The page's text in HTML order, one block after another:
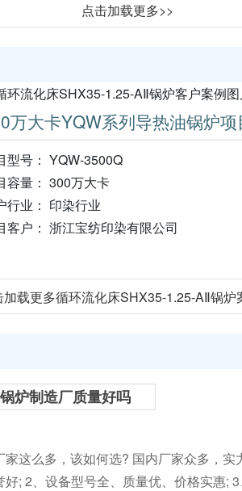
点击加载更多>>
万大卡YQW系列导热油锅炉项
型号： YQW-3500Q
容量： 300万大卡
行业： 印染行业
客户： 浙江宝纺印染有限公司
加载更多循环流化床SHX35-1.25-AⅡ锅炉
炉制造厂质量好吗
家这么多，该如何选? 国内厂家众多，
; 2、设备型号全、质量优、价格实惠; 3